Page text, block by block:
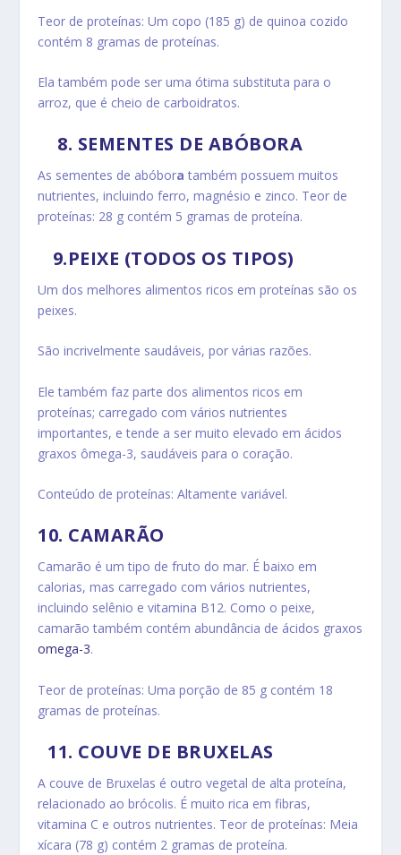
Teor de proteínas: Um copo (185 g) de quinoa cozido
contém 8 gramas de proteínas.
Ela também pode ser uma ótima substituta para o
arroz, que é cheio de carboidratos.
8. SEMENTES DE ABÓBORA
As sementes de abóbora também possuem muitos
nutrientes, incluindo ferro, magnésio e zinco. Teor de
proteínas: 28 g contém 5 gramas de proteína.
9.PEIXE (TODOS OS TIPOS)
Um dos melhores alimentos ricos em proteínas são os
peixes.
São incrivelmente saudáveis, por várias razões.
Ele também faz parte dos alimentos ricos em
proteínas; carregado com vários nutrientes
importantes, e tende a ser muito elevado em ácidos
graxos ômega-3, saudáveis para o coração.
Conteúdo de proteínas: Altamente variável.
10. CAMARÃO
Camarão é um tipo de fruto do mar. É baixo em
calorias, mas carregado com vários nutrientes,
incluindo selênio e vitamina B12. Como o peixe,
camarão também contém abundância de ácidos graxos
omega-3.
Teor de proteínas: Uma porção de 85 g contém 18
gramas de proteínas.
11. COUVE DE BRUXELAS
A couve de Bruxelas é outro vegetal de alta proteína,
relacionado ao brócolis. É muito rica em fibras,
vitamina C e outros nutrientes. Teor de proteínas: Meia
xícara (78 g) contém 2 gramas de proteína.